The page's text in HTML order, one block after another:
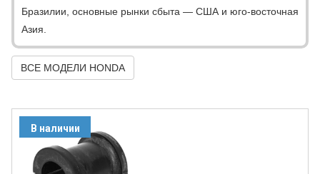
Бразилии, основные рынки сбыта — США и юго-восточная
Азия.
ВСЕ МОДЕЛИ HONDA
В наличии